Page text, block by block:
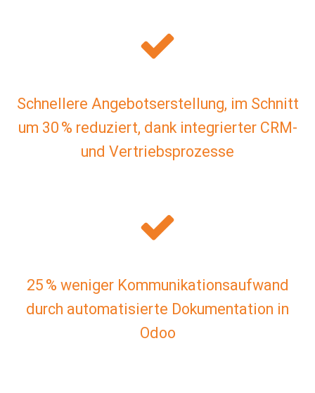
Schnellere Angebotserstellung, im Schnitt
um 30 % reduziert, dank integrierter CRM-
und Vertriebsprozesse
25 % weniger Kommunikationsaufwand
durch automatisierte Dokumentation in
Odoo